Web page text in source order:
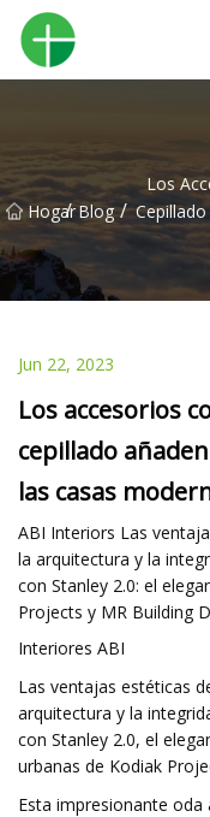
Hogar
/ Blog /
Los
Jun 22, 2023
Los accesorios
cepillado
las casas
ABI Interiors Las
la arquitectura y la
con Stanley 2.0: el
Projects y MR Building
Interiores ABI
Las ventajas estéticas
arquitectura y la
con Stanley 2.0, el
urbanas de Kodiak
Esta impresionante